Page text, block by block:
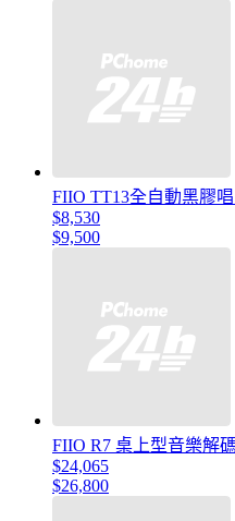
FIIO TT13全自動黑膠
$8,530
$9,500
FIIO R7 桌上型音樂解
$24,065
$26,800